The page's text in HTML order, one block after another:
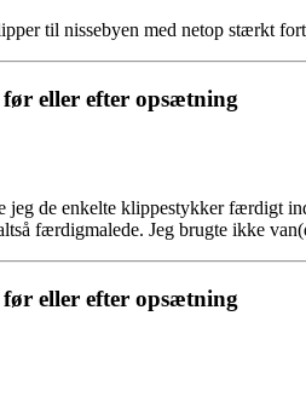
til nissebyen med netop stærkt
eller efter opsætning
jeg de enkelte klippestykker færdigt
færdigmalede. Jeg brugte ikke
eller efter opsætning